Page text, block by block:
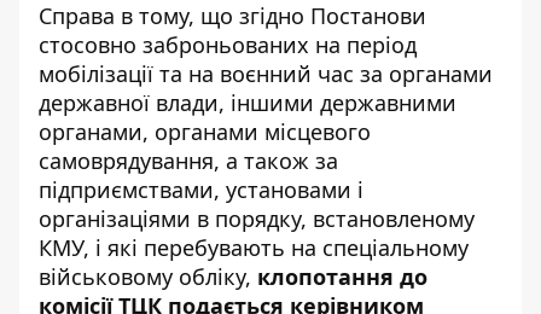
Справа в тому, що згідно Постанови
стосовно заброньованих на період
мобілізації та на воєнний час за органами
державної влади, іншими державними
органами, органами місцевого
самоврядування, а також за
підприємствами, установами і
організаціями в порядку, встановленому
КМУ, і які перебувають на спеціальному
військовому обліку, клопотання до
комісії ТЦК подається керівником